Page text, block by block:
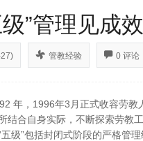
”管理见成效
管教经验 0 评论
，1996年3月正式收容劳教
结合自身实际，不断探索劳教
级”包括封闭式阶段的严格管